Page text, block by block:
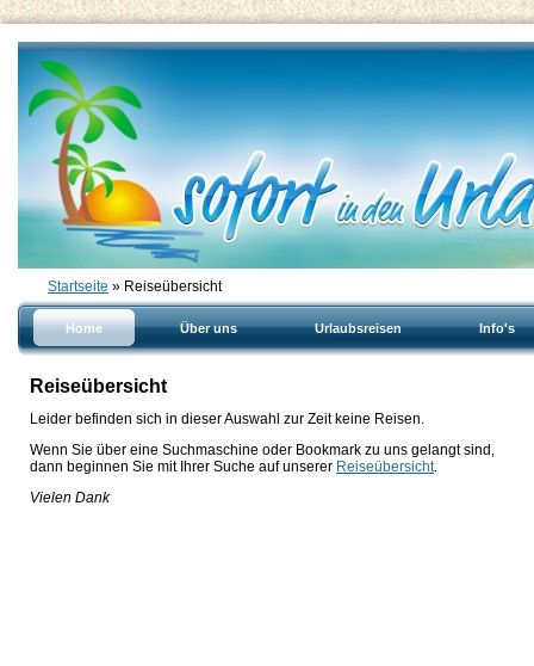
Startseite » Reiseübersicht
Home Über uns Urlaubsreisen Info's
Reiseübersicht
Leider befinden sich in dieser Auswahl zur Zeit keine Reisen.
Wenn Sie über eine Suchmaschine oder Bookmark zu uns gelangt sind,
dann beginnen Sie mit Ihrer Suche auf unserer Reiseübersicht.
Vielen Dank